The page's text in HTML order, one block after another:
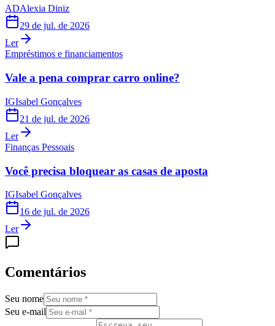
ADAlexia Diniz
29 de jul. de 2026
Ler
Empréstimos e financiamentos
Vale a pena comprar carro online?
IGIsabel Gonçalves
21 de jul. de 2026
Ler
Finanças Pessoais
Você precisa bloquear as casas de aposta
IGIsabel Gonçalves
16 de jul. de 2026
Ler
Comentários
Seu nome
Seu e-mail